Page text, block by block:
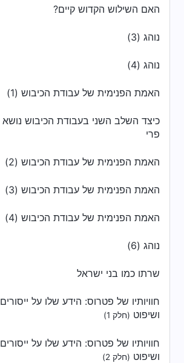
האם השילוש הקדוש קיים?
נוהג (3)
נוהג (4)
האמת הפנימית של עבודת הכיבוש (1)
כיצד השלב השני בעבודת הכיבוש נושא
פרי
האמת הפנימית של עבודת הכיבוש (2)
האמת הפנימית של עבודת הכיבוש (3)
האמת הפנימית של עבודת הכיבוש (4)
נוהג (6)
שרתו כמו בני ישראל
חוויותיו של פטרוס: הידע שלו על ייסורים
ושיפוט (חלק 1)
חוויותיו של פטרוס: הידע שלו על ייסורים
ושיפוט (חלק 2)